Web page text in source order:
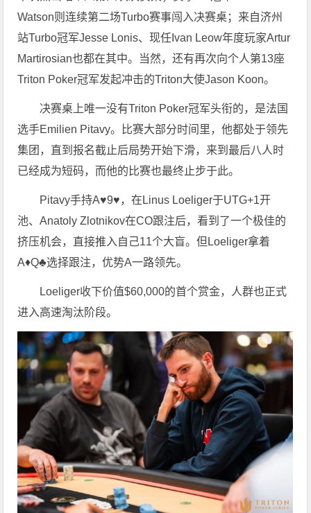
Watson则连续第二场Turbo赛事闯入决赛桌；来自济州
站Turbo冠军Jesse Lonis、现任Ivan Leow年度玩家Artur
Martirosian也都在其中。当然，还有再次向个人第13座
Triton Poker冠军发起冲击的Triton大使Jason Koon。
决赛桌上唯一没有Triton Poker冠军头衔的，是法国
选手Emilien Pitavy。比赛大部分时间里，他都处于领先
集团，直到报名截止后局势开始下滑，来到最后八人时
已经成为短码，而他的比赛也最终止步于此。
Pitavy手持A♥9♥，在Linus Loeliger于UTG+1开
池、Anatoly Zlotnikov在CO跟注后，看到了一个极佳的
挤压机会，直接推入自己11个大盲。但Loeliger拿着
A♦Q♣选择跟注，优势A一路领先。
Loeliger收下价值$60,000的首个赏金，人群也正式
进入高速淘汰阶段。